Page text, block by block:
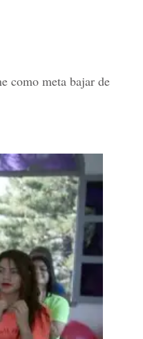
como meta bajar de